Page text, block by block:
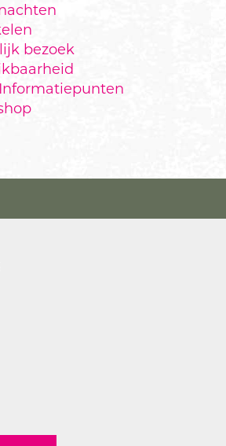
bezoek
de 25
vertoon van je
voorstelling
van €